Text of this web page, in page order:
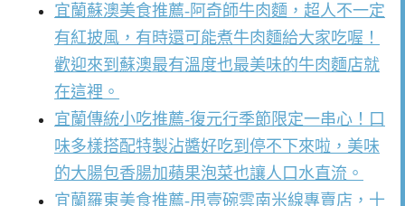
宜蘭蘇澳美食推薦-阿奇師牛肉麵，超人不一定
有紅披風，有時還可能煮牛肉麵給大家吃喔！
歡迎來到蘇澳最有溫度也最美味的牛肉麵店就
在這裡。
宜蘭傳統小吃推薦-復元行季節限定一串心！口
味多樣搭配特製沾醬好吃到停不下來啦，美味
的大腸包香腸加蘋果泡菜也讓人口水直流。
宜蘭羅東美食推薦-甩壹碗雲南米線專賣店，十